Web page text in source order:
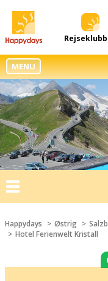
MENU
Toggle
navigation
Happydays Østrig
Hotel Ferienwelt Kristall